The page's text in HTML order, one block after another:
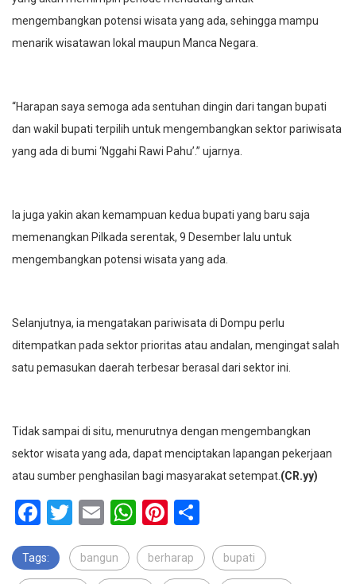
mengembangkan potensi wisata yang ada, sehingga mampu
menarik wisatawan lokal maupun Manca Negara.
“Harapan saya semoga ada sentuhan dingin dari tangan bupati
dan wakil bupati terpilih untuk mengembangkan sektor pariwisata
yang ada di bumi ‘Nggahi Rawi Pahu’.” ujarnya.
Ia juga yakin akan kemampuan kedua bupati yang baru saja
memenangkan Pilkada serentak, 9 Desember lalu untuk
mengembangkan potensi wisata yang ada.
Selanjutnya, ia mengatakan pariwisata di Dompu perlu
ditempatkan pada sektor prioritas atau andalan, mengingat salah
satu pemasukan daerah terbesar berasal dari sektor ini.
Tidak sampai di situ, menurutnya dengan mengembangkan
sektor wisata yang ada, dapat menciptakan lapangan pekerjaan
atau sumber penghasilan bagi masyarakat setempat.(CR.yy)
Facebook
Twitter
EmailWhatsApp
Pinterest
Tags: bangun berharap bupati